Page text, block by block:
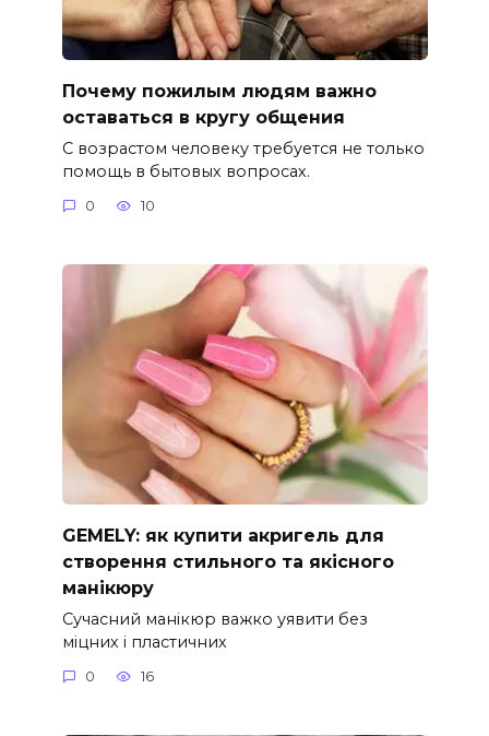
Почему пожилым людям важно
оставаться в кругу общения
С возрастом человеку требуется не только
помощь в бытовых вопросах.
0 10
GEMELY: як купити акригель для
створення стильного та якісного
манікюру
Сучасний манікюр важко уявити без
міцних і пластичних
0 16